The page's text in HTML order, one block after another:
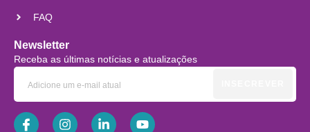
FAQ
Newsletter
Receba as últimas notícias e atualizações